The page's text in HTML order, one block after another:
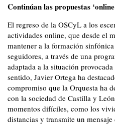
Continúan las propuestas
El regreso de la OSCyL a los
actividades online, que desde el
mantener a la formación
seguidores, a través de una
adaptada a la situación
sentido, Javier Ortega ha
compromiso que la Orquesta ha
con la sociedad de Castilla y
momentos difíciles, como los
distancias y transmite un